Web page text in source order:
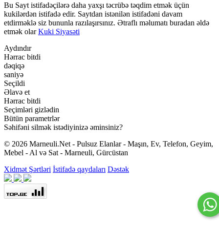
Bu Sayt istifadəçilərə daha yaxşı təcrübə təqdim etmək üçün
kukilərdən istifadə edir. Saytdan istənilən istifadəni davam
etdirməklə siz bununla razılaşırsınız. Ətraflı məlumatı buradan əldə
etmək olarKuki Siyasəti
Aydındır
Hərrac bitdi
dəqiqə
saniyə
Seçildi
Əlavə et
Hərrac bitdi
Seçimləri gizlədin
Bütün parametrlər
Səhifəni silmək istədiyinizə əminsiniz?
© 2026 Marneuli.Net - Pulsuz Elanlar - Maşın, Ev, Telefon, Geyim,
Mebel - Al və Sat - Marneuli, Gürcüstan
Xidmət Şərtləri İstifadə qaydaları Dəstək